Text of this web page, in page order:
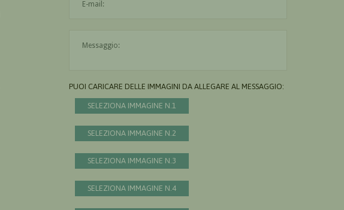
PUOI CARICARE DELLE IMMAGINI DA ALLEGARE AL MESSAGGIO:
SELEZIONA IMMAGINE N.1
SELEZIONA IMMAGINE N.2
SELEZIONA IMMAGINE N.3
SELEZIONA IMMAGINE N.4